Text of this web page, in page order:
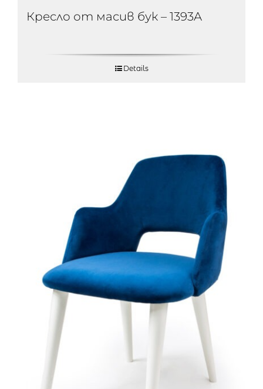
Кресло от масив бук – 1393A
Details